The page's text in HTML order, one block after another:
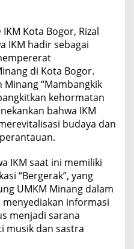
Kota Bogor, Rizal
IKM hadir sebagai
di Kota Bogor.
“Mambangkik
kehormatan
bahwa IKM
budaya dan
IKM saat ini memiliki
“Bergerak”, yang
UMKM Minang dalam
informasi
menjadi sarana
musik dan sastra